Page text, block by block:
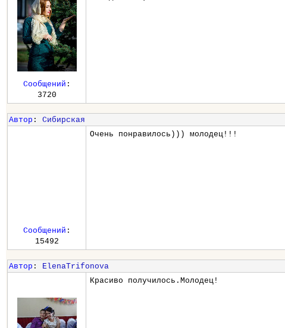
Сообщений :
3720
Автор :Сибирская
Очень понравилось))) молодец!!!
Сообщений :
15492
Автор : ElenaTrifonova
Красиво получилось.Молодец!